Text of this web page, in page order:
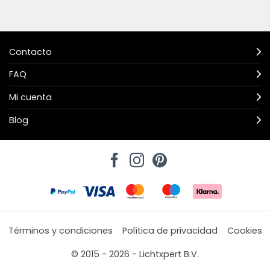
Contacto
FAQ
Mi cuenta
Blog
Términos y condiciones Política de privacidad
Cookies
© 2015 - 2026 - Lichtxpert B.V.